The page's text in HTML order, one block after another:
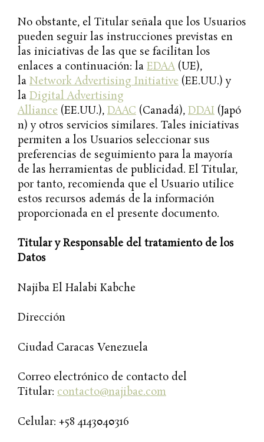
No obstante, el Titular señala que los Usuarios
pueden seguir las instrucciones previstas en
las iniciativas de las que se facilitan los
enlaces a continuación: la EDAA (UE),
la Network Advertising Initiative (EE.UU.) y
la Digital Advertising
Alliance (EE.UU.), DAAC (Canadá), DDAI (Japó
n) y otros servicios similares. Tales iniciativas
permiten a los Usuarios seleccionar sus
preferencias de seguimiento para la mayoría
de las herramientas de publicidad. El Titular,
por tanto, recomienda que el Usuario utilice
estos recursos además de la información
proporcionada en el presente documento.
Titular y Responsable del tratamiento de los
Datos
Najiba El Halabi Kabche
Dirección
Ciudad Caracas Venezuela
Correo electrónico de contacto del
Titular: contacto@najibae.com
Celular: +58 4143040316